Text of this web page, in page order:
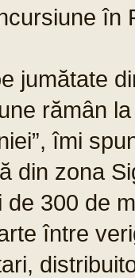
în
jumătate
rămân
îmi
din zona
de 300 de
între